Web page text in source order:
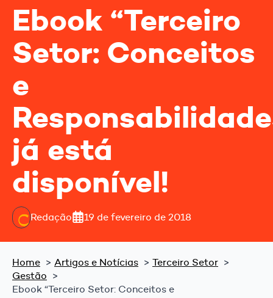
Ebook “Terceiro
Setor: Conceitos
e
já está
disponível!
Redação 19 de fevereiro de 2018
Home Artigos e Notícias
Terceiro Setor
Gestão
Ebook “Terceiro Setor: Conceitos e